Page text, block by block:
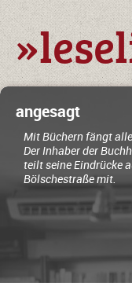
angesagt
Mit Büchern fängt
Der Inhaber der
teilt seine Eindrücke
Bölschestraße mit.